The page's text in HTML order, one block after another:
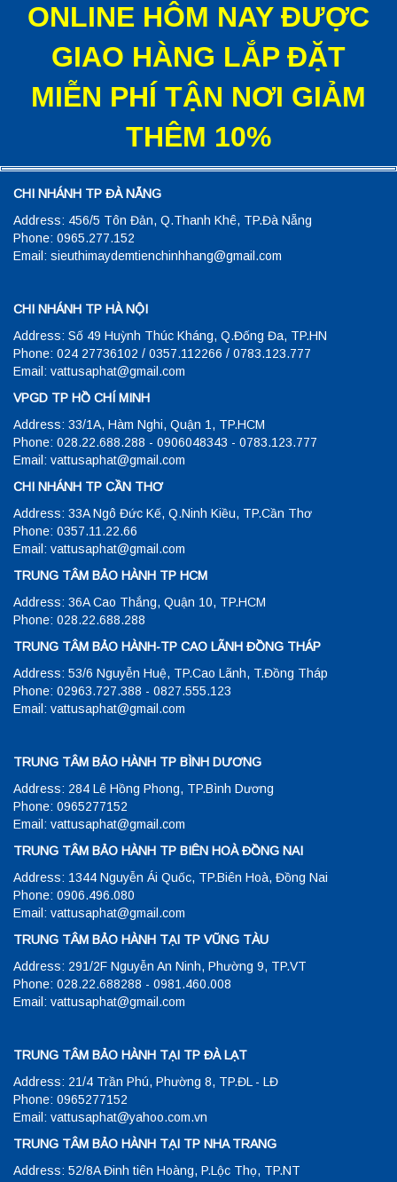
ONLINE HÔM NAY ĐƯỢC
GIAO HÀNG LẮP ĐẶT
MIỄN PHÍ TẬN NƠI GIẢM
THÊM 10%
CHI NHÁNH TP ĐÀ NẴNG
Address: 456/5 Tôn Đản, Q.Thanh Khê, TP.Đà Nẵng
Phone: 0965.277.152
Email: sieuthimaydemtienchinhhang@gmail.com
CHI NHÁNH TP HÀ NỘI
Address: Số 49 Huỳnh Thúc Kháng, Q.Đống Đa, TP.HN
Phone: 024 27736102 / 0357.112266 / 0783.123.777
Email: vattusaphat@gmail.com
VPGD TP HỒ CHÍ MINH
Address: 33/1A, Hàm Nghi, Quận 1, TP.HCM
Phone: 028.22.688.288 - 0906048343 - 0783.123.777
Email: vattusaphat@gmail.com
CHI NHÁNH TP CẦN THƠ
Address: 33A Ngô Đức Kế, Q.Ninh Kiều, TP.Cần Thơ
Phone: 0357.11.22.66
Email: vattusaphat@gmail.com
TRUNG TÂM BẢO HÀNH TP HCM
Address: 36A Cao Thắng, Quận 10, TP.HCM
Phone: 028.22.688.288
TRUNG TÂM BẢO HÀNH-TP CAO LÃNH ĐỒNG THÁP
Address: 53/6 Nguyễn Huệ, TP.Cao Lãnh, T.Đồng Tháp
Phone: 02963.727.388 - 0827.555.123
Email: vattusaphat@gmail.com
TRUNG TÂM BẢO HÀNH TP BÌNH DƯƠNG
Address: 284 Lê Hồng Phong, TP.Bình Dương
Phone: 0965277152
Email: vattusaphat@gmail.com
TRUNG TÂM BẢO HÀNH TP BIÊN HOÀ ĐỒNG NAI
Address: 1344 Nguyễn Ái Quốc, TP.Biên Hoà, Đồng Nai
Phone: 0906.496.080
Email: vattusaphat@gmail.com
TRUNG TÂM BẢO HÀNH TẠI TP VŨNG TÀU
Address: 291/2F Nguyễn An Ninh, Phường 9, TP.VT
Phone: 028.22.688288 - 0981.460.008
Email: vattusaphat@gmail.com
TRUNG TÂM BẢO HÀNH TẠI TP ĐÀ LẠT
Address: 21/4 Trần Phú, Phường 8, TP.ĐL - LĐ
Phone: 0965277152
Email: vattusaphat@yahoo.com.vn
TRUNG TÂM BẢO HÀNH TẠI TP NHA TRANG
Address: 52/8A Đinh tiên Hoàng, P.Lộc Thọ, TP.NT